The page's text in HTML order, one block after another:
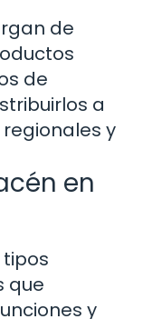
de
de
a
y
en
tipos
que
y